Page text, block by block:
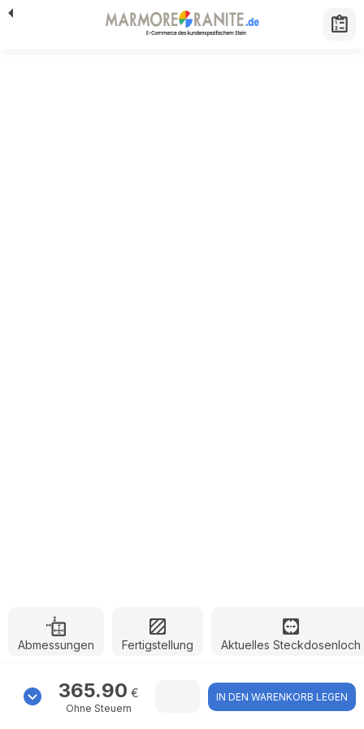
Abmessungen Fertigstellung Aktuelles Steckdosenloch
365.90 €
Ohne Steuern
IN DEN WARENKORB LEGEN